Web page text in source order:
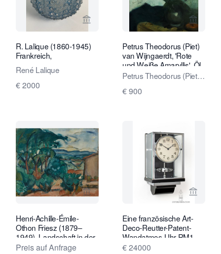
Verkaeuferseite von Kunstconsult 2.0
R. Lalique (1860-1945)
Frankreich,
René Lalique
€ 2000
Petrus Theodorus (Piet)
van Wijngaerdt, 'Rote
und Weiße Amaryllis', Öl
auf Leinwand, ca. 1925
Petrus Theodorus (Piet)
van Wijngaerdt
€ 900
Verkaeuferseite von Kollenburg
Henri-Achille-Émile-
Othon Friesz (1879–
1949), Landschaft in der
Provence
Preis auf Anfrage
Eine französische Art-
Deco-Reutter-Patent-
Wandatmos-Uhr RM1,
ca. 1934.
€ 24000